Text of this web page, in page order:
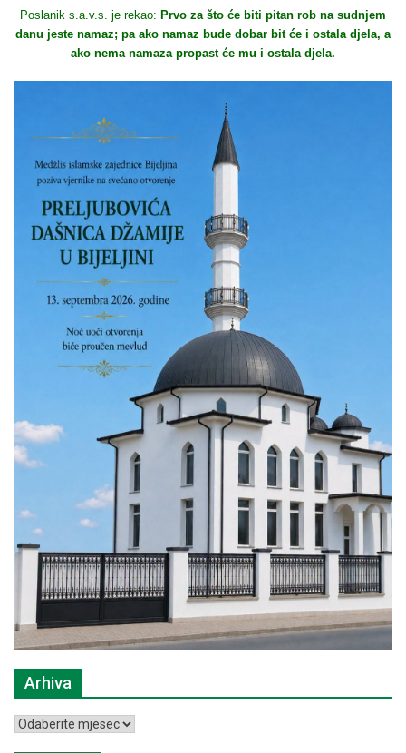
Poslanik s.a.v.s. je rekao: Prvo za što će biti pitan rob na sudnjem
danu jeste namaz; pa ako namaz bude dobar bit će i ostala djela, a
ako nema namaza propast će mu i ostala djela.
Arhiva
Arhiva